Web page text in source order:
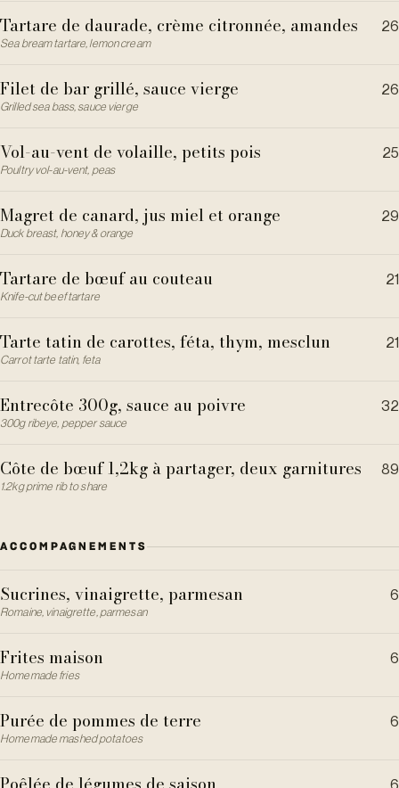
Tartare de daurade, crème citronnée, amandes
Sea bream tartare, lemon cream
26
Filet de bar grillé, sauce vierge
Grilled sea bass, sauce vierge
26
Vol-au-vent de volaille, petits pois
Poultry vol-au-vent, peas
25
Magret de canard, jus miel et orange
Duck breast, honey & orange
29
Tartare de bœuf au couteau
Knife-cut beef tartare
21
Tarte tatin de carottes, féta, thym, mesclun
Carrot tarte tatin, feta
21
Entrecôte 300g, sauce au poivre
300g ribeye, pepper sauce
32
Côte de bœuf 1,2kg à partager, deux garnitures
1.2kg prime rib to share
89
ACCOMPAGNEMENTS
Sucrines, vinaigrette, parmesan
Romaine, vinaigrette, parmesan
6
Frites maison
Homemade fries
6
Purée de pommes de terre
Homemade mashed potatoes
6